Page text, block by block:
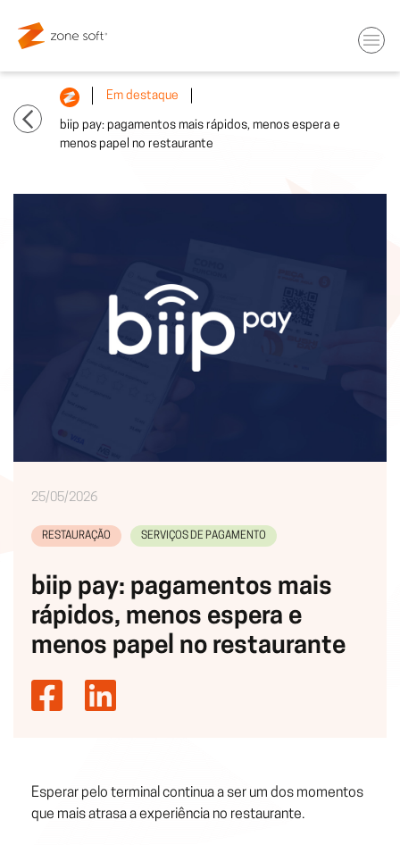
Em destaque
biip pay: pagamentos mais rápidos, menos espera e
menos papel no restaurante
25/05/2026
RESTAURAÇÃO SERVIÇOS DE PAGAMENTO
biip pay: pagamentos mais
rápidos, menos espera e
menos papel no restaurante
Esperar pelo terminal continua a ser um dos momentos
que mais atrasa a experiência no restaurante.